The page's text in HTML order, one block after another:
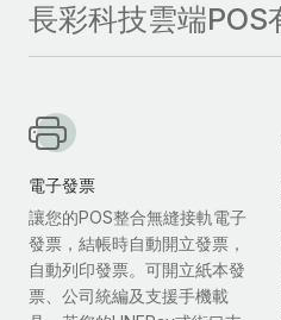
長彩科技雲端POS
電子發票
讓您的POS整合無縫接軌電子
發票，結帳時自動開立發票，
自動列印發票。可開立紙本發
票、公司統編及支援手機載